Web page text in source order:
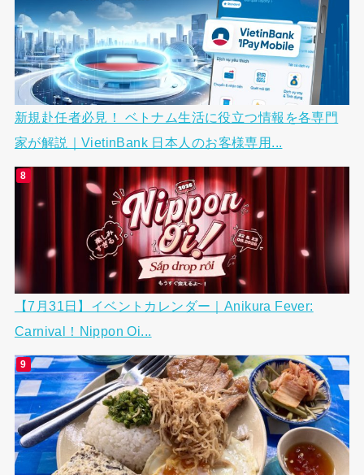
新規赴任者必見！ ベトナム生活に役立つ情報を各専門
家が解説｜VietinBank 日本人のお客様専用...
【7月31日】イベントカレンダー｜Anikura Fever:
Carnival！Nippon Oi...